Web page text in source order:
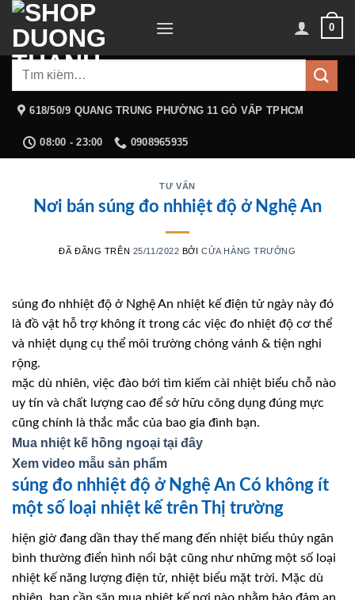
Chuyển
đến
nội
dung
0
Tìm
618/50/9 QUANG TRUNG PHƯỜNG 11 GÒ VẤP TPHCM
08:00 - 23:00 0908965935
TƯ VẤN
Nơi bán súng đo nhhiệt độ ở Nghệ An
ĐÃ ĐĂNG TRÊN 25/11/2022 BỞICỬA HÀNG TRƯỞNG
súng đo nhhiệt độ ở Nghệ An nhiệt kế điện tử ngày này đó
là đồ vật hỗ trợ không ít trong các việc đo nhiệt độ cơ thể
và nhiệt dụng cụ thể môi trường chóng vánh & tiện nghi
rộng.
mặc dù nhiên, việc đào bới tìm kiếm cài nhiệt biểu chỗ nào
uy tín và chất lượng cao để sở hữu công dụng đúng mực
cũng chính là thắc mắc của bao gia đình bạn.
Mua nhiệt kế hồng ngoại tại đây
Xem video mẫu sản phẩm
súng đo nhhiệt độ ở Nghệ An Có không ít
một số loại nhiệt kế trên Thị trường
hiện giờ đang dần thay thế mang đến nhiệt biểu thủy ngân
bình thường điển hình nổi bật cũng như những một số loại
nhiệt kế năng lượng điện tử, nhiệt biểu mặt trời. Mặc dù